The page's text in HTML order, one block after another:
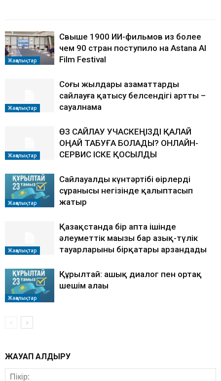
Жаңалықтар
Свыше 1900 ИИ-фильмов из более
чем 90 стран поступило на Astana AI
Film Festival
Жаңалықтар
Соңғы жылдары азаматтардың
сайлауға қатысу белсендігі артты –
сауалнама
Жаңалықтар
ӨЗ САЙЛАУ УЧАСКЕҢІЗДІ ҚАЛАЙ
ОҢАЙ ТАБУҒА БОЛАДЫ? ОНЛАЙН-
СЕРВИС ІСКЕ ҚОСЫЛДЫ
Жаңалықтар
Сайлауалды күнтәртібі өңірлердің
сұранысы негізінде қалыптасып
жатыр
Жаңалықтар
Қазақстанда бір апта ішінде
әлеуметтік маңызы бар азық-түлік
тауарларының бірқатары арзандады
Жаңалықтар
Құрылтай: ашық диалог пен ортақ
шешім алаңы
ЖАУАП ҚАЛДЫРУ